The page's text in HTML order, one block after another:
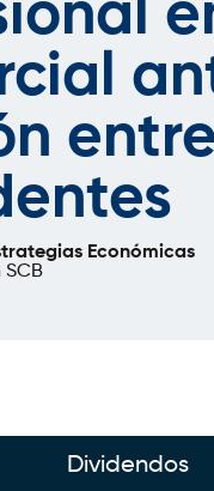
Económicas
SCB
Dividendos